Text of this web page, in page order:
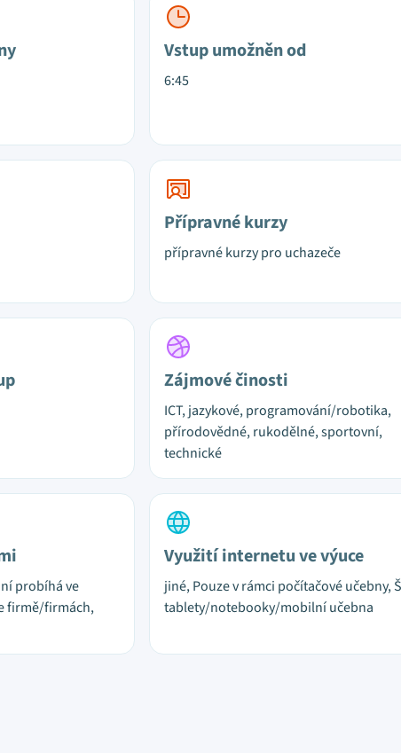
Vstup umožněn od
6:45
Přípravné kurzy
přípravné kurzy pro uchazeče
Zájmové činosti
ICT, jazykové, programování/robotika,
přírodovědné, rukodělné, sportovní,
technické
probíhá ve
firmě/firmách,
Využití internetu ve výuce
jiné, Pouze v rámci počítačové učebny,
tablety/notebooky/mobilní učebna